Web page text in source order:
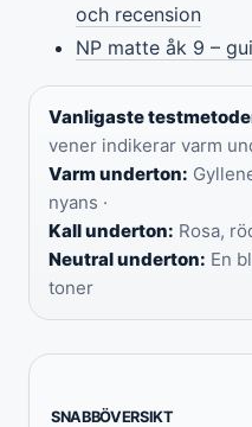
och recension
NP matte åk 9 –
Vanligaste
vener indikerar varm
Varm underton:
nyans ·
Kall underton: Rosa,
Neutral underton: En
toner
SNABBÖVERSIKT